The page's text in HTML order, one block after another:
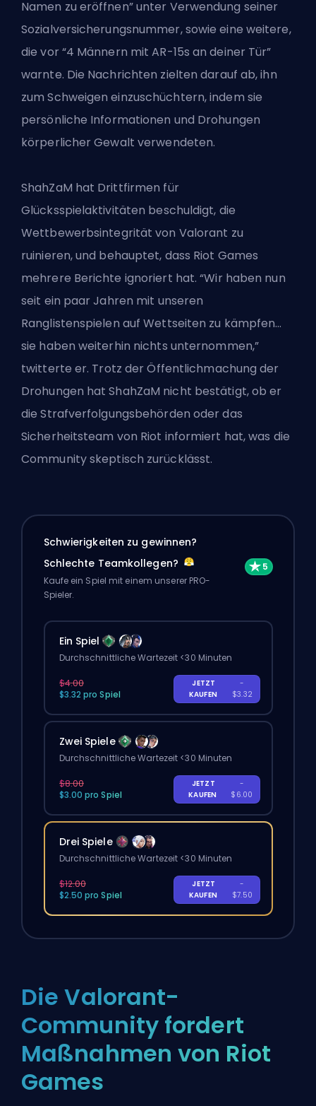
Namen zu eröffnen” unter Verwendung seiner
Sozialversicherungsnummer, sowie eine weitere,
die vor “4 Männern mit AR-15s an deiner Tür”
warnte. Die Nachrichten zielten darauf ab, ihn
zum Schweigen einzuschüchtern, indem sie
persönliche Informationen und Drohungen
körperlicher Gewalt verwendeten.
ShahZaM hat Drittfirmen für
Glücksspielaktivitäten beschuldigt, die
Wettbewerbsintegrität von Valorant zu
ruinieren, und behauptet, dass Riot Games
mehrere Berichte ignoriert hat. “Wir haben nun
seit ein paar Jahren mit unseren
Ranglistenspielen auf Wettseiten zu kämpfen…
sie haben weiterhin nichts unternommen,”
twitterte er. Trotz der Öffentlichmachung der
Drohungen hat ShahZaM nicht bestätigt, ob er
die Strafverfolgungsbehörden oder das
Sicherheitsteam von Riot informiert hat, was die
Community skeptisch zurücklässt.
Schwierigkeiten zu gewinnen?
Schlechte Teamkollegen?
Kaufe ein Spiel mit einem unserer PRO-
Spieler.
Ein Spiel
Durchschnittliche Wartezeit <30 Minuten
$4.00
$3.32 pro Spiel
JETZT
KAUFEN
-
$3.32
Zwei Spiele
Durchschnittliche Wartezeit <30 Minuten
$8.00
$3.00 pro Spiel
JETZT
KAUFEN
-
$6.00
Drei Spiele
Durchschnittliche Wartezeit <30 Minuten
$12.00
$2.50 pro Spiel
JETZT
KAUFEN
-
$7.50
Die Valorant-
Community fordert
Maßnahmen von Riot
Games